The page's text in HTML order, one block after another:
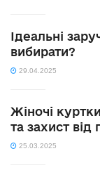
Ідеальні
вибирати?
29.04.2025
Жіночі
та захист від
25.03.2025